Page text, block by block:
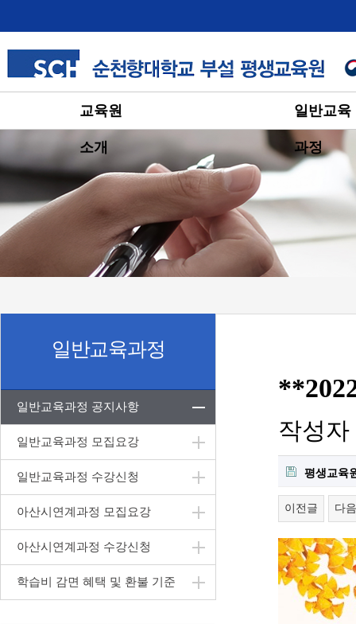
교육원
소개
일반교육
과정
일반교육과정
일반교육과정 공지사항
일반교육과정 모집요강
일반교육과정 수강신청
아산시연계과정 모집요강
아산시연계과정 수강신청
학습비 감면 혜택 및 환불 기준
작성자
평생교육
이전글 다